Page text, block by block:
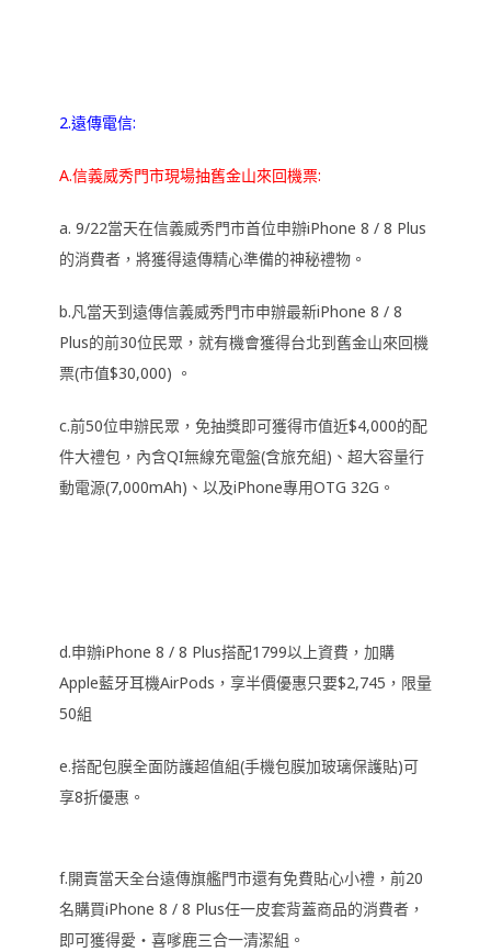
2.遠傳電信:
A.信義威秀門市現場抽舊金山來回機票:
a. 9/22當天在信義威秀門市首位申辦iPhone 8 / 8 Plus
的消費者，將獲得遠傳精心準備的神秘禮物。
b.凡當天到遠傳信義威秀門市申辦最新iPhone 8 / 8
Plus的前30位民眾，就有機會獲得台北到舊金山來回機
票(市值$30,000) 。
c.前50位申辦民眾，免抽獎即可獲得市值近$4,000的配
件大禮包，內含QI無線充電盤(含旅充組)、超大容量行
動電源(7,000mAh)、以及iPhone專用OTG 32G。
d.申辦iPhone 8 / 8 Plus搭配1799以上資費，加購
Apple藍牙耳機AirPods，享半價優惠只要$2,745，限量
50組
e.搭配包膜全面防護超值組(手機包膜加玻璃保護貼)可
享8折優惠。
f.開賣當天全台遠傳旗艦門市還有免費貼心小禮，前20
名購買iPhone 8 / 8 Plus任一皮套背蓋商品的消費者，
即可獲得愛‧喜嗲鹿三合一清潔組。